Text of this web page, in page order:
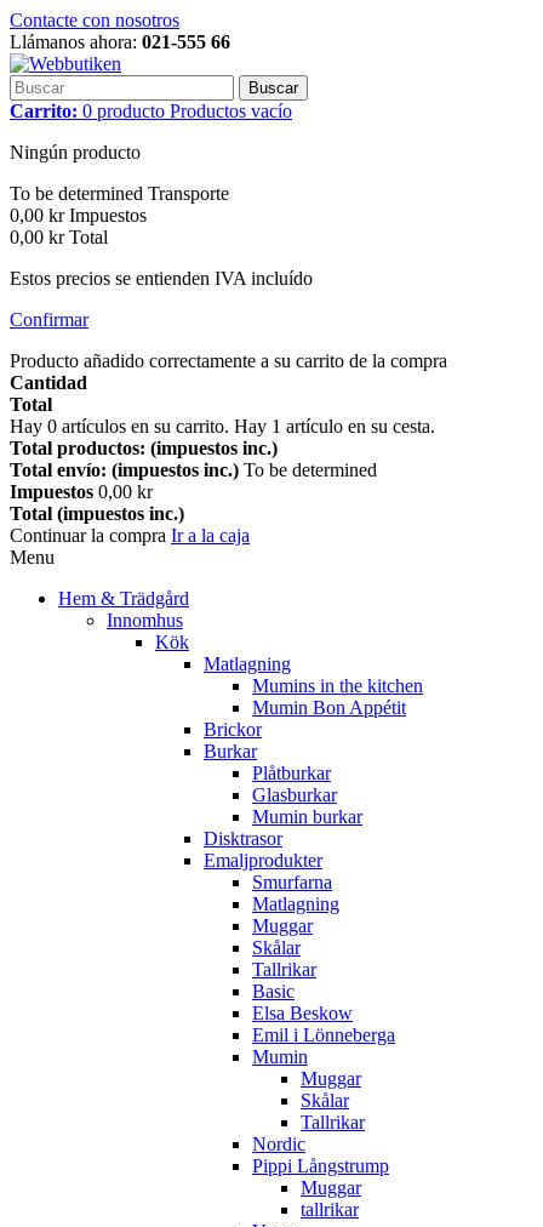
Contacte con nosotros
Llámanos ahora: 021-555 66
Buscar
Carrito: 0 producto Productos vacío
Ningún producto
To be determined Transporte
0,00 kr Impuestos
0,00 kr Total
Estos precios se entienden IVA incluído
Confirmar
Producto añadido correctamente a su carrito de la compra
Cantidad
Total
Hay 0 artículos en su carrito. Hay 1 artículo en su cesta.
Total productos: (impuestos inc.)
Total envío: (impuestos inc.) To be determined
Impuestos 0,00 kr
Total (impuestos inc.)
Continuar la compra Ir a la caja
Menu
Hem & Trädgård
Innomhus
Kök
Matlagning
Mumins in the kitchen
Mumin Bon Appétit
Brickor
Burkar
Plåtburkar
Glasburkar
Mumin burkar
Disktrasor
Emaljprodukter
Smurfarna
Matlagning
Muggar
Skålar
Tallrikar
Basic
Elsa Beskow
Emil i Lönneberga
Mumin
Muggar
Skålar
Tallrikar
Nordic
Pippi Långstrump
Muggar
tallrikar